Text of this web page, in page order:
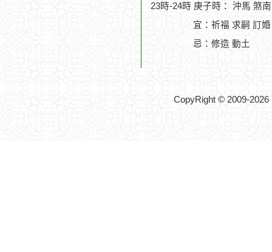
23時-24時 庚子時： 沖馬 煞
宜：祈福 求嗣 訂
忌：修造 動土
CopyRight © 2009-2026